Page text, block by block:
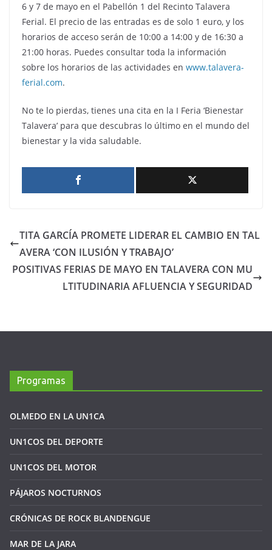
6 y 7 de mayo en el Pabellón 1 del Recinto Talavera
Ferial. El precio de las entradas es de solo 1 euro, y los
horarios de acceso serán de 10:00 a 14:00 y de 16:30 a
21:00 horas. Puedes consultar toda la información
sobre los horarios de las actividades en www.talavera-
ferial.com.
No te lo pierdas, tienes una cita en la I Feria ‘Bienestar
Talavera’ para que descubras lo último en el mundo del
bienestar y la vida saludable.
TITA GARCÍA PROMETE LIDERAR EL CAMBIO EN TAL
AVERA ‘CON ILUSIÓN Y TRABAJO’
POSITIVAS FERIAS DE MAYO EN TALAVERA CON MU
LTITUDINARIA AFLUENCIA Y SEGURIDAD
Programas
OLMEDO EN LA UN1CA
UN1COS DEL DEPORTE
UN1COS DEL MOTOR
PÁJAROS NOCTURNOS
CRÓNICAS DE ROCK BLANDENGUE
MAR DE LA JARA